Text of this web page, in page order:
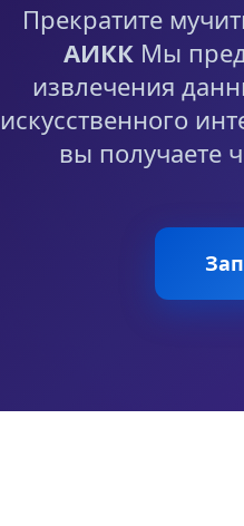
Прекратите
АИККМы
извлечения
искусственного
вы получаете